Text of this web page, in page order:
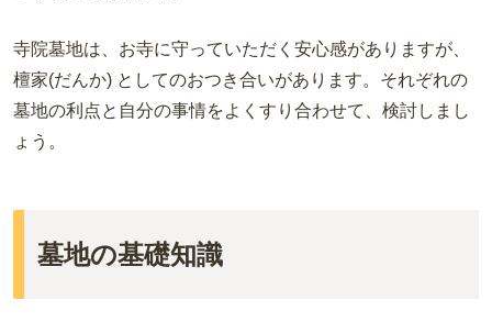
寺院墓地は、お寺に守っていただく安心感がありますが、
檀家(だんか) としてのおつき合いがあります。それぞれの
墓地の利点と自分の事情をよくすり合わせて、検討しまし
ょう。
墓地の基礎知識